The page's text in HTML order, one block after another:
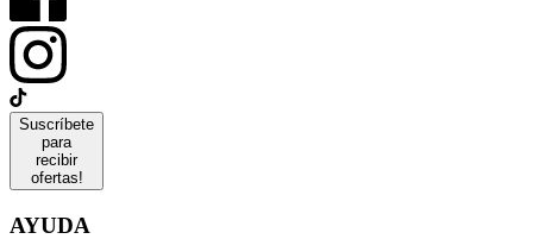
Suscríbete
para
recibir
ofertas!
AYUDA